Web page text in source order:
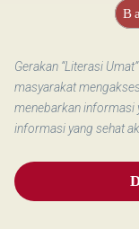
Gerakan “Literasi
masyarakat
menebarkan informasi
informasi yang sehat